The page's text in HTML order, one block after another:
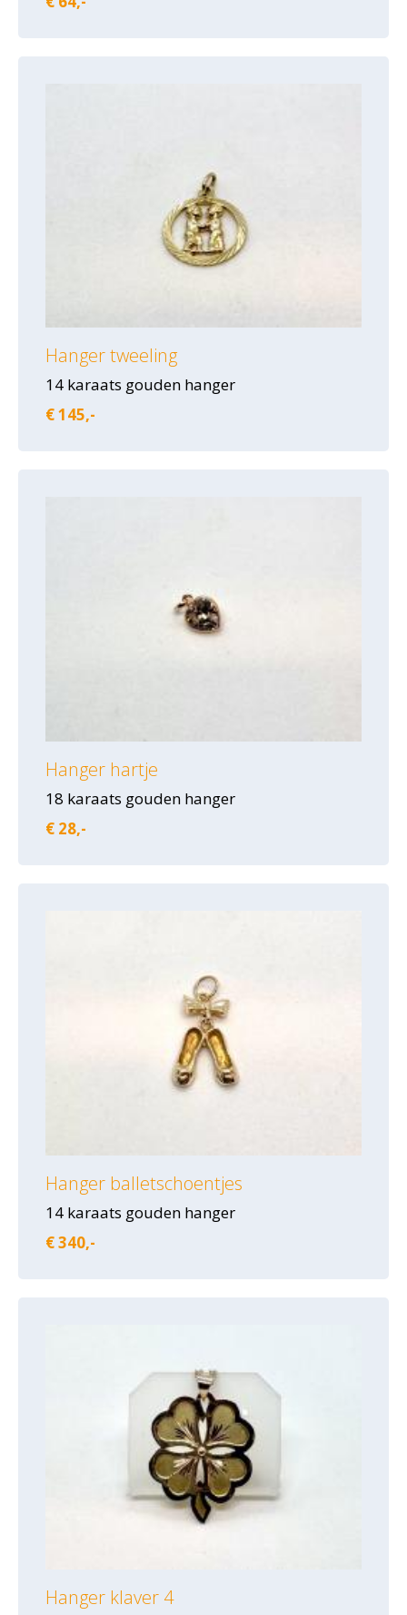
Hanger tweeling
14 karaats gouden hanger
€ 145,-
Hanger hartje
18 karaats gouden hanger
€ 28,-
Hanger balletschoentjes
14 karaats gouden hanger
€ 340,-
Hanger klaver 4